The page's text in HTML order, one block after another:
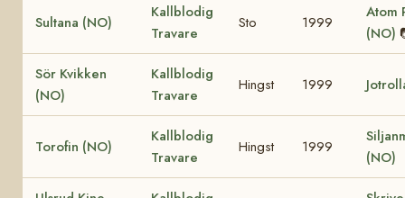
Sultana (NO)
Kallblodig
Travare
Sto 1999
Atom
(NO)
Sör Kvikken
(NO)
Kallblodig
Travare
Hingst 1999
Torofin (NO)
Kallblodig
Travare
Hingst 1999
(NO)